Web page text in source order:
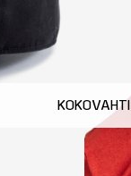
KOKOVAHTI